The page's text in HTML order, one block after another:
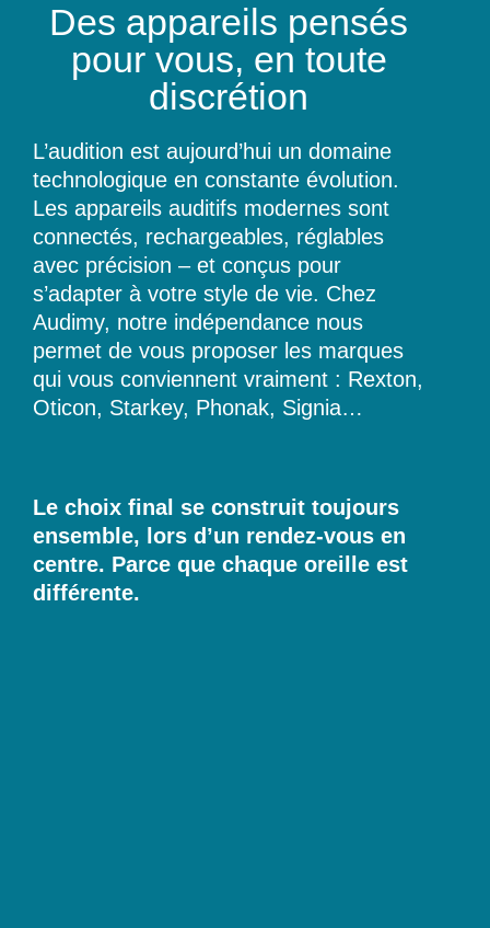
Des appareils pensés
pour vous, en toute
discrétion
L’audition est aujourd’hui un domaine
technologique en constante évolution.
Les appareils auditifs modernes sont
connectés, rechargeables, réglables
avec précision – et conçus pour
s’adapter à votre style de vie. Chez
Audimy, notre indépendance nous
permet de vous proposer les marques
qui vous conviennent vraiment : Rexton,
Oticon, Starkey, Phonak, Signia…
Le choix final se construit toujours
ensemble, lors d’un rendez-vous en
centre. Parce que chaque oreille est
différente.